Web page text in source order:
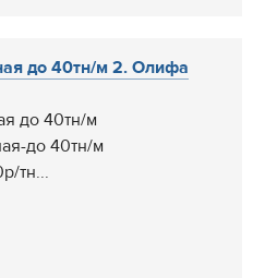
до 40тн/м 2. Олифа
до 40тн/м
до 40тн/м
тн...